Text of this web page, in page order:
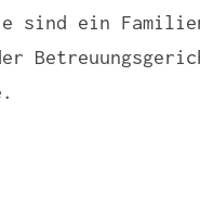
sind ein